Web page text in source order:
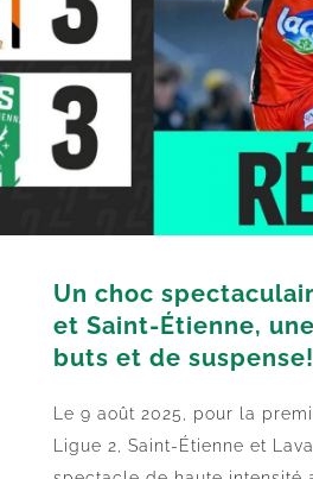
Un choc
et Saint-Étienne,
buts et de suspense!
Le 9 août 2025, pour la
Ligue 2, Saint-Étienne et